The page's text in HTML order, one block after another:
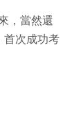
，當然還
首次成功考